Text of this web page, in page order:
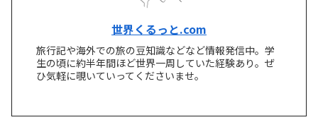
世界くるっと.com
旅行記や海外での旅の豆知識などなど情報発信中。学
生の頃に約半年間ほど世界一周していた経験あり。ぜ
ひ気軽に覗いていってくださいませ。